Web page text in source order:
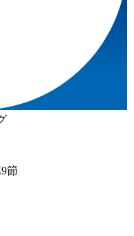
節